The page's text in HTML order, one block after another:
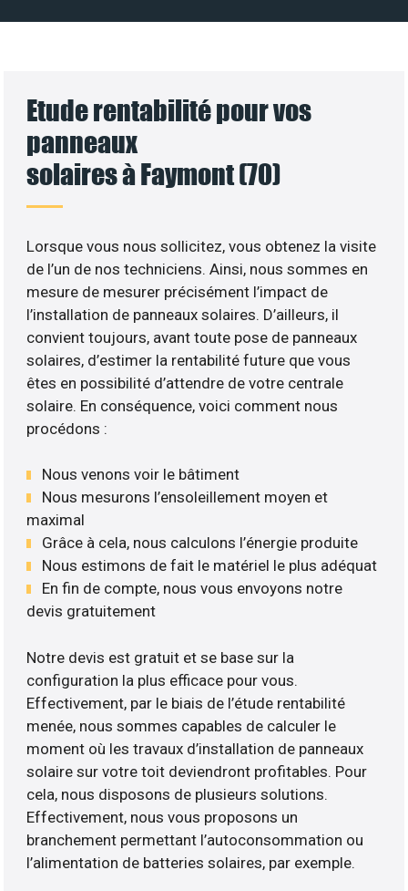
Etude rentabilité pour vos
panneaux
solaires à Faymont (70)
Lorsque vous nous sollicitez, vous obtenez la visite
de l’un de nos techniciens. Ainsi, nous sommes en
mesure de mesurer précisément l’impact de
l’installation de panneaux solaires. D’ailleurs, il
convient toujours, avant toute pose de panneaux
solaires, d’estimer la rentabilité future que vous
êtes en possibilité d’attendre de votre centrale
solaire. En conséquence, voici comment nous
procédons :
Nous venons voir le bâtiment
Nous mesurons l’ensoleillement moyen et
maximal
Grâce à cela, nous calculons l’énergie produite
Nous estimons de fait le matériel le plus adéquat
En fin de compte, nous vous envoyons notre
devis gratuitement
Notre devis est gratuit et se base sur la
configuration la plus efficace pour vous.
Effectivement, par le biais de l’étude rentabilité
menée, nous sommes capables de calculer le
moment où les travaux d’installation de panneaux
solaire sur votre toit deviendront profitables. Pour
cela, nous disposons de plusieurs solutions.
Effectivement, nous vous proposons un
branchement permettant l’autoconsommation ou
l’alimentation de batteries solaires, par exemple.